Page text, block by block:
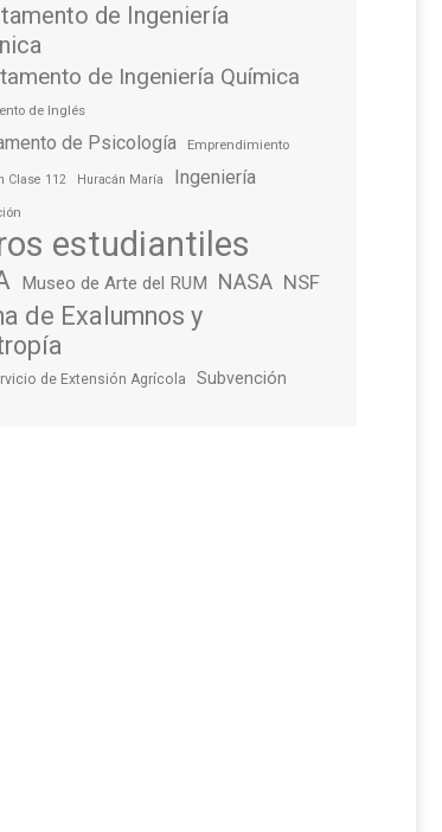
de Ingeniería
de Ingeniería Química
de Inglés
de Psicología Emprendimiento
Clase 112 Huracán María Ingeniería
estudiantiles
Museo de Arte del RUM NASA NSF
de Exalumnos y
de Extensión Agrícola Subvención